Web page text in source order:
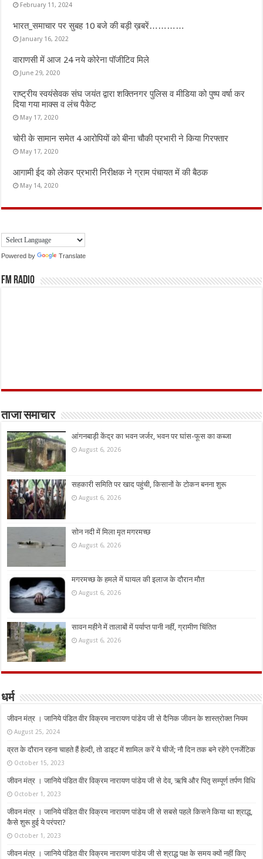
February 11, 2024
भारत_समाचार पर सुबह 10 बजे की बड़ी ख़बरें…………
January 16, 2022
वाराणसी में आज 24 नये कोरेना पॉजीटिव मिले
June 29, 2020
राष्ट्रीय स्वयंसेवक संघ जयंत द्वारा शक्तिनगर पुलिस व मीडिया को पुष्प वर्षा कर
दिया गया माक्स व लंच पैकेट
May 17, 2020
चोरी के सामान समेत 4 आरोपियों को बीना चौकी प्रभारी ने किया गिरफ्तार
May 17, 2020
आगामी ईद को लेकर प्रभारी निरीक्षक ने ग्राम पंचायत में की बैठक
May 14, 2020
Powered by Translate
FM Radio
ताजा समाचार
आंगनबाड़ी केंद्र का भवन जर्जर, भवन पर घांस-फूस का कब्जा
August 6, 2026
सहकारी समिति पर खाद पहुंची, किसानों के टोकन बनना शुरू
August 6, 2026
सोन नदी में मिला मृत मगरमच्छ
August 6, 2026
मगरमच्छ के हमले में घायल की इलाज के दौरान मौत
August 6, 2026
सावन महीने में तालाबों में पर्याप्त पानी नहीं, ग्रामीण चिंतित
August 6, 2026
धर्म
जीवन मंत्र । जानिये पंडित वीर विक्रम नारायण पांडेय जी से दैनिक जीवन के शास्त्रोक्त नियम
August 25, 2024
व्रत के दौरान रहना चाहते हैं हेल्दी, तो डाइट में शामिल करें ये चीजें; नौ दिन तक बने रहेंगे एनर्जेटिक
October 15, 2023
जीवन मंत्र । जानिये पंडित वीर विक्रम नारायण पांडेय जी से देव, ऋषि और पितृ सम्पूर्ण तर्पण विधि
October 1, 2023
जीवन मंत्र । जानिये पंडित वीर विक्रम नारायण पांडेय जी से सबसे पहले किसने किया था श्राद्ध,
कैसे शुरू हुई ये परंपरा?
October 1, 2023
जीवन मंत्र । जानिये पंडित वीर विक्रम नारायण पांडेय जी से श्राद्ध पक्ष के समय क्यों नहीं किए